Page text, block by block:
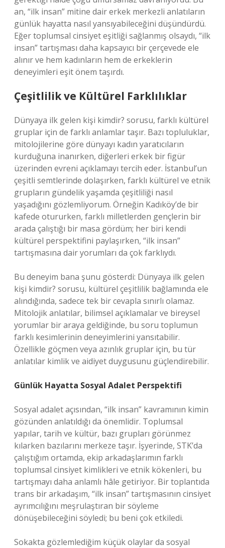
an, “ilk insan” mitine dair erkek merkezli anlatıların
günlük hayatta nasıl yansıyabileceğini düşündürdü.
Eğer toplumsal cinsiyet eşitliği sağlanmış olsaydı, “ilk
insan” tartışması daha kapsayıcı bir çerçevede ele
alınır ve hem kadınların hem de erkeklerin
deneyimleri eşit önem taşırdı.
Çeşitlilik ve Kültürel Farklılıklar
Dünyaya ilk gelen kişi kimdir? sorusu, farklı kültürel
gruplar için de farklı anlamlar taşır. Bazı topluluklar,
mitolojilerine göre dünyayı kadın yaratıcıların
kurduğuna inanırken, diğerleri erkek bir figür
üzerinden evreni açıklamayı tercih eder. İstanbul’un
çeşitli semtlerinde dolaşırken, farklı kültürel ve etnik
grupların gündelik yaşamda çeşitliliği nasıl
yaşadığını gözlemliyorum. Örneğin Kadıköy’de bir
kafede otururken, farklı milletlerden gençlerin bir
arada çalıştığı bir masa gördüm; her biri kendi
kültürel perspektifini paylaşırken, “ilk insan”
tartışmasına dair yorumları da çok farklıydı.
Bu deneyim bana şunu gösterdi: Dünyaya ilk gelen
kişi kimdir? sorusu, kültürel çeşitlilik bağlamında ele
alındığında, sadece tek bir cevapla sınırlı olamaz.
Mitolojik anlatılar, bilimsel açıklamalar ve bireysel
yorumlar bir araya geldiğinde, bu soru toplumun
farklı kesimlerinin deneyimlerini yansıtabilir.
Özellikle göçmen veya azınlık gruplar için, bu tür
anlatılar kimlik ve aidiyet duygusunu güçlendirebilir.
Günlük Hayatta Sosyal Adalet Perspektifi
Sosyal adalet açısından, “ilk insan” kavramının kimin
gözünden anlatıldığı da önemlidir. Toplumsal
yapılar, tarih ve kültür, bazı grupları görünmez
kılarken bazılarını merkeze taşır. İşyerinde, STK’da
çalıştığım ortamda, ekip arkadaşlarımın farklı
toplumsal cinsiyet kimlikleri ve etnik kökenleri, bu
tartışmayı daha anlamlı hâle getiriyor. Bir toplantıda
trans bir arkadaşım, “ilk insan” tartışmasının cinsiyet
ayrımcılığını meşrulaştıran bir söyleme
dönüşebileceğini söyledi; bu beni çok etkiledi.
Sokakta gözlemlediğim küçük olaylar da sosyal